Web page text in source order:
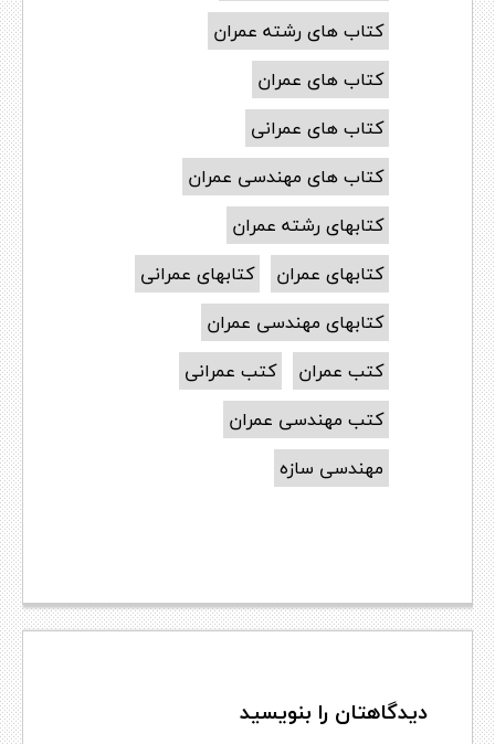
کتاب های رشته عمران
کتاب های عمران
کتاب های عمرانی
کتاب های مهندسی عمران
کتابهای رشته عمران
کتابهای عمران
کتابهای عمرانی
کتابهای مهندسی عمران
کتب عمران
کتب عمرانی
کتب مهندسی عمران
مهندسی سازه
دیدگاهتان را بنویسید